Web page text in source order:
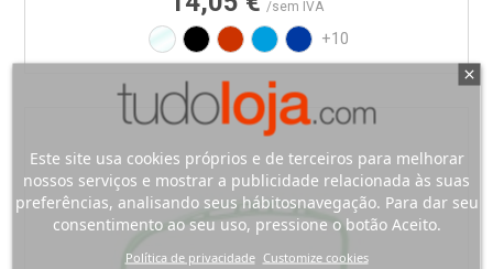
/sem IVA
Translúcido
Preto Vermelho RAL3020
Azul PAN 299C
Azul PAN 293C
+10
Este site usa cookies próprios e de terceiros para melhorar
nossos serviços e mostrar a publicidade relacionada às suas
preferências, analisando seus hábitosnavegação. Para dar seu
consentimento ao seu uso, pressione o botão Aceito.
Política de privacidade Customize cookies